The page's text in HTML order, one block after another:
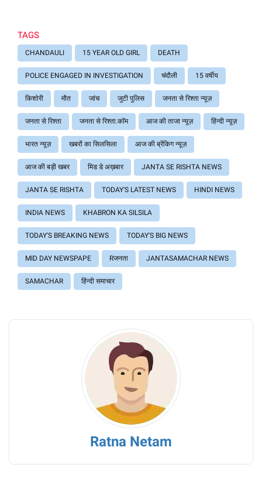
TAGS
CHANDAULI 15 YEAR OLD GIRL DEATH
POLICE ENGAGED IN INVESTIGATION चंदौली 15 वर्षीय
किशोरी मौत जांच जुटी पुलिस जनता से रिश्ता न्यूज़
जनता से रिश्ता जनता से रिश्ता.कॉम आज की ताजा न्यूज़ हिंन्दी न्यूज़
भारत न्यूज़ खबरों का सिलसिला आज की ब्रेंकिग न्यूज़
आज की बड़ी खबर मिड डे अख़बार JANTA SE RISHTA NEWS
JANTA SE RISHTA TODAY'S LATEST NEWS HINDI NEWS
INDIA NEWS KHABRON KA SILSILA
TODAY'S BREAKING NEWS TODAY'S BIG NEWS
MID DAY NEWSPAPE Rजनता JANTASAMACHAR NEWS
SAMACHAR हिंन्दी समाचार
Ratna Netam